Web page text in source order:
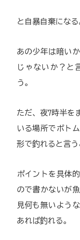
と自暴自棄になる
あの少年は暗い
じゃないか？と
う。
ただ、夜7時半を
いる場所でボト
形で釣れると言う
ポイントを具体
ので書かないが
見何も無いよう
あれば釣れる。